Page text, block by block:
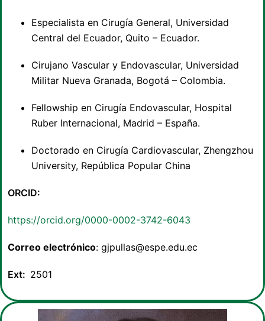
Especialista en Cirugía General, Universidad
Central del Ecuador, Quito – Ecuador.
Cirujano Vascular y Endovascular, Universidad
Militar Nueva Granada, Bogotá – Colombia.
Fellowship en Cirugía Endovascular, Hospital
Ruber Internacional, Madrid – España.
Doctorado en Cirugía Cardiovascular, Zhengzhou
University, República Popular China
ORCID:
https://orcid.org/0000-0002-3742-6043
Correo electrónico: gjpullas@espe.edu.ec
Ext: 2501